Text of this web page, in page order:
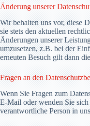
Änderung unserer
Wir behalten uns vor, diese
sie stets den aktuellen
Änderungen unserer
umzusetzen, z.B. bei der
erneuten Besuch gilt dann
Fragen an den
Wenn Sie Fragen zum
E-Mail oder wenden Sie
verantwortliche Person in